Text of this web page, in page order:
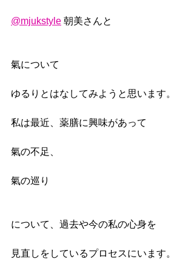
@mjukstyle 朝美さんと
氣について
ゆるりとはなしてみようと思います。
私は最近、薬膳に興味があって
氣の不足、
氣の巡り
について、過去や今の私の心身を
見直しをしているプロセスにいます。